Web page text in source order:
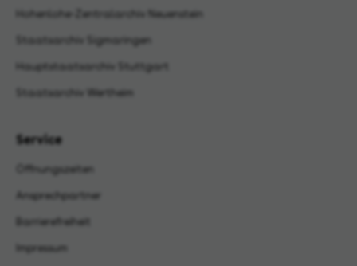
Hohenlohe-Zentralarchiv Neuenstein
Staatsarchiv Sigmaringen
Hauptstaatsarchiv Stuttgart
Staatsarchiv Wertheim
Service
Öffnungszeiten
Ansprechpartner
Barrierefreiheit
Impressum